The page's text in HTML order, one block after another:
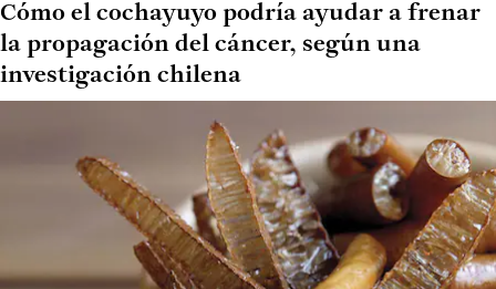
Cómo el cochayuyo podría ayudar a frenar
la propagación del cáncer, según una
investigación chilena